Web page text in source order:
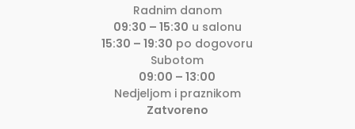
Radnim danom
09:30 – 15:30 u salonu
15:30 – 19:30 po dogovoru
Subotom
09:00 – 13:00
Nedjeljom i praznikom
Zatvoreno